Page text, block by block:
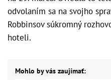
odvolaním sa na svojho
Robbinsov súkromný
hoteli.
Mohlo by vás zaujímať: